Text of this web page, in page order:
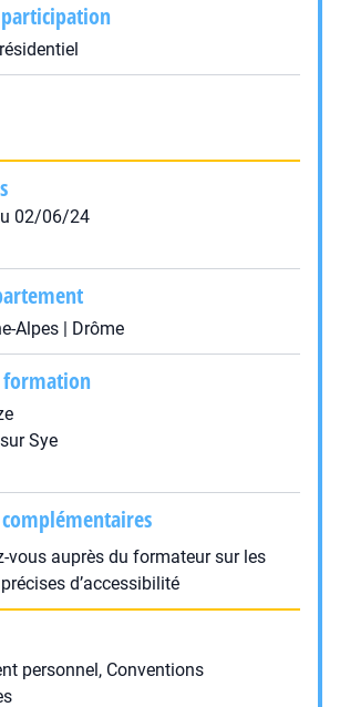
02/06/24
Alpes | Drôme
formation
Sye
vous auprès du formateur sur les
d’accessibilité
personnel, Conventions